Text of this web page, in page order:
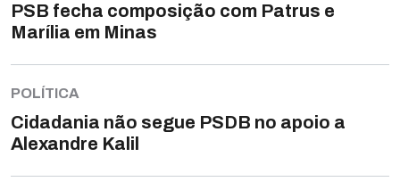
PSB fecha composição com Patrus e
Marília em Minas
POLÍTICA
Cidadania não segue PSDB no apoio a
Alexandre Kalil